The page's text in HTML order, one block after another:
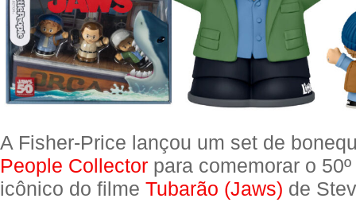
A Fisher-Price lançou um set de
People Collector para comemorar o
icônico do filme Tubarão (Jaws) de